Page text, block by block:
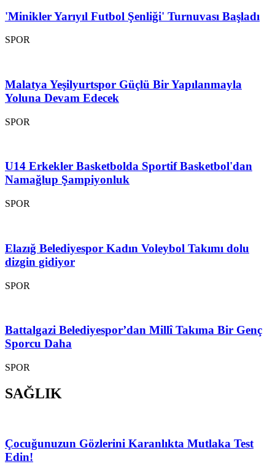
'Minikler Yarıyıl Futbol Şenliği' Turnuvası Başladı
SPOR
Malatya Yeşilyurtspor Güçlü Bir Yapılanmayla
Yoluna Devam Edecek
SPOR
U14 Erkekler Basketbolda Sportif Basketbol'dan
Namağlup Şampiyonluk
SPOR
Elazığ Belediyespor Kadın Voleybol Takımı dolu
dizgin gidiyor
SPOR
Battalgazi Belediyespor’dan Millî Takıma Bir Genç
Sporcu Daha
SPOR
SAĞLIK
Çocuğunuzun Gözlerini Karanlıkta Mutlaka Test
Edin!